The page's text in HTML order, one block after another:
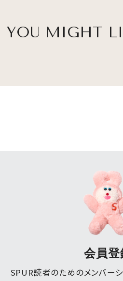
YOU MIGHT
会員登
SPUR読者のためのメンバー